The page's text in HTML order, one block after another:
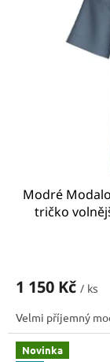
Modré
tričko
1 150 Kč / ks
Velmi příjemný
Novinka